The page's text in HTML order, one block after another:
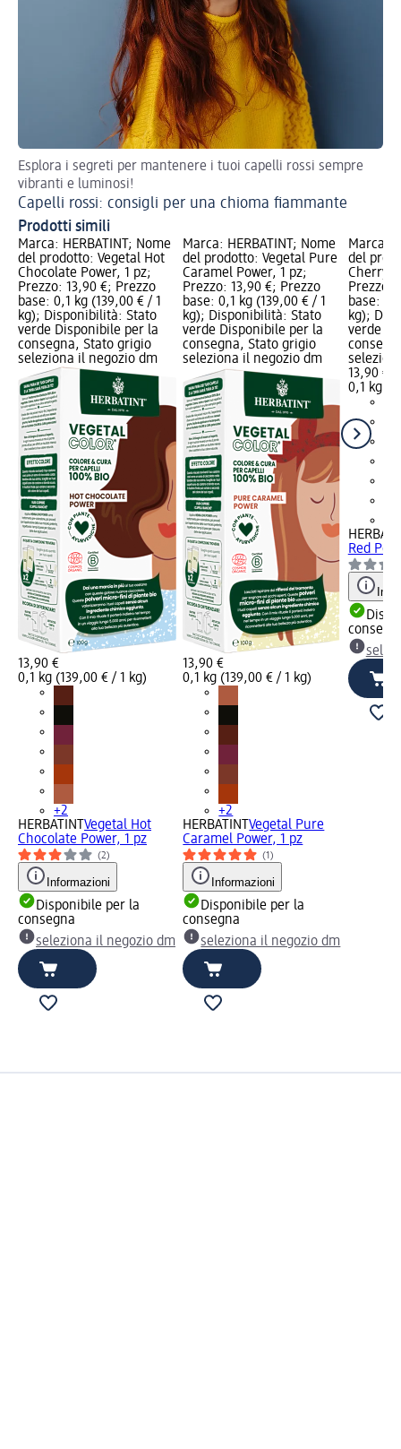
Esplora i segreti per mantenere i tuoi capelli rossi sempre
vibranti e luminosi!
Capelli rossi: consigli per una chioma fiammante
Prodotti simili
Marca: HERBATINT; Nome
del prodotto: Vegetal Hot
Chocolate Power, 1 pz;
Prezzo: 13,90 €; Prezzo
base: 0,1 kg (139,00 € / 1
kg); Disponibilità: Stato
verde Disponibile per la
consegna, Stato grigio
seleziona il negozio dm
13,90 €
0,1 kg (139,00 € / 1 kg)
+2
HERBATINT Vegetal Hot
Chocolate Power, 1 pz
(2)
Informazioni
Disponibile per la
consegna
seleziona il negozio dm
Marca: HERBATINT; Nome
del prodotto: Vegetal Pure
Caramel Power, 1 pz;
Prezzo: 13,90 €; Prezzo
base: 0,1 kg (139,00 € / 1
kg); Disponibilità: Stato
verde Disponibile per la
consegna, Stato grigio
seleziona il negozio dm
13,90 €
0,1 kg (139,00 € / 1 kg)
+2
HERBATINTVegetal Pure
Caramel Power, 1 pz
(1)
Informazioni
Disponibile per la
consegna
seleziona il negozio dm
Marca:
del
Cherry
Prezzo:
base:
kg);
verde
13,90 €
0,1 kg
Red